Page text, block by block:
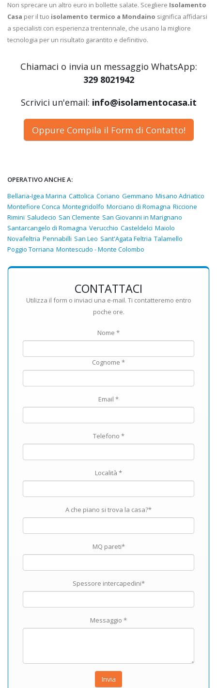
Non sprecare un altro euro in bollette salate. Scegliere Isolamento
Casa per il tuo isolamento termico a Mondaino significa affidarsi
a specialisti con esperienza trentennale, che usano la migliore
tecnologia per un risultato garantito e definitivo.
Chiamaci o invia un messaggio WhatsApp:
329 8021942
Scrivici un'email: info@isolamentocasa.it
Oppure Compila il Form di Contatto!
OPERATIVO ANCHE A:
Bellaria-Igea Marina Cattolica Coriano Gemmano Misano Adriatico
Montefiore Conca Montegridolfo Morciano di Romagna Riccione
Rimini Saludecio San Clemente San Giovanni in Marignano
Santarcangelo di Romagna Verucchio Casteldelci Maiolo
Novafeltria Pennabilli San Leo Sant'Agata Feltria Talamello
Poggio Torriana Montescudo - Monte Colombo
CONTATTACI
Utilizza il form o inviaci una e-mail. Ti contatteremo entro
poche ore.
Nome *
Cognome *
Email *
Telefono *
Località *
A che piano si trova la casa?*
MQ pareti*
Spessore intercapedini*
Messaggio *